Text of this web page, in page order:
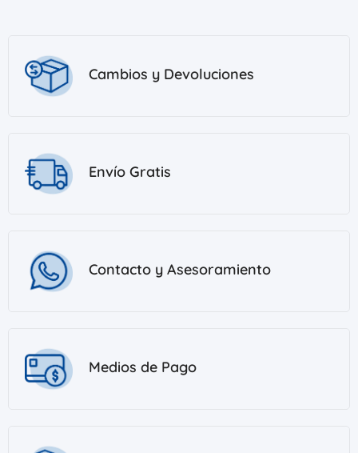
Cambios y Devoluciones
Envío Gratis
Contacto y Asesoramiento
Medios de Pago